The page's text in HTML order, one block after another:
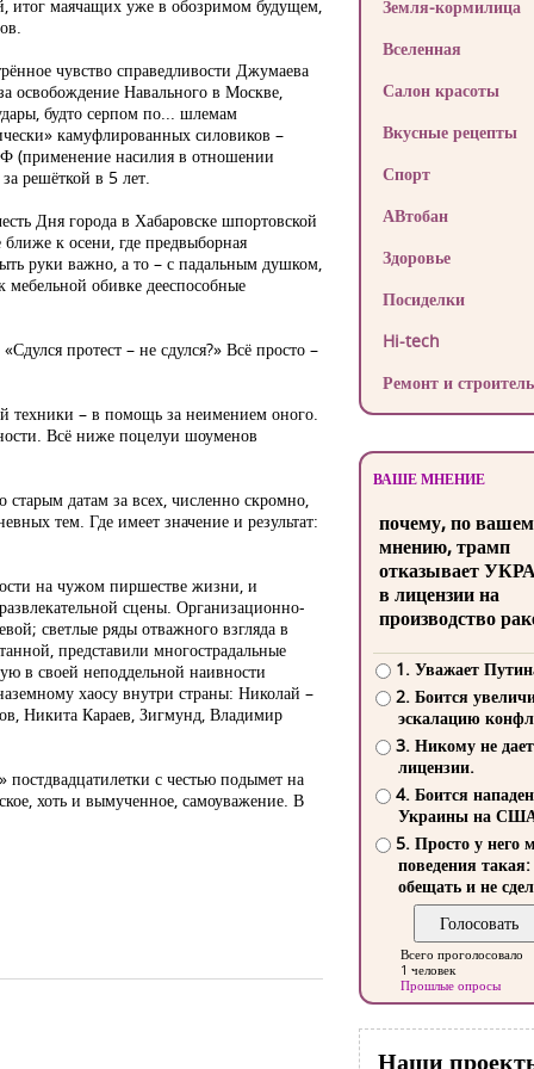
итог маячащих уже в обозримом будущем,
чувство справедливости Джумаева
освобождение Навального в Москве,
будто серпом по... шлемам
камуфлированных силовиков –
(применение насилия в отношении
решёткой в 5 лет.
Дня города в Хабаровске шпортовской
к осени, где предвыборная
руки важно, а то – с падальным душком,
обивке дееспособные
протест – не сдулся?» Всё просто –
техники – в помощь за неимением оного.
Всё ниже поцелуи шоуменов
датам за всех, численно скромно,
тем. Где имеет значение и результат:
на чужом пиршестве жизни, и
сцены. Организационно-
светлые ряды отважного взгляда в
представили многострадальные
в своей неподдельной наивности
хаосу внутри страны: Николай –
Никита Караев, Зигмунд, Владимир
с честью подымет на
хоть и вымученное, самоуважение. В
Земля-кормилица
Вселенная
Салон красоты
Вкусные рецепты
Спорт
АВтобан
Здоровье
Посиделки
Hi-tech
Ремонт и
ВАШЕ МНЕНИЕ
почему, по
мнению, трамп
отказывает
в лицензии на
производство
1. Уважает
2. Боится
эскалацию
3. Никому не
лицензии.
4. Боится
Украины на
5. Просто у него
поведения такая:
обещать и не
Всего проголосовало
1 человек
Прошлые опросы
Наши